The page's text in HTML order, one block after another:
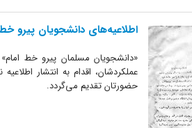
اطلاعیه‌های دانشجویان پیرو
«دانشجویان مسلمان پیرو خط
عملکردشان، اقدام به انتشار
حضورتان تقدیم می‌گردد.